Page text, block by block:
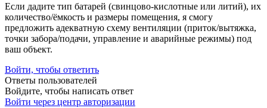
Если дадите тип батарей (свинцово-кислотные или литий), их
количество/ёмкость и размеры помещения, я смогу
предложить адекватную схему вентиляции (приток/вытяжка,
точки забора/подачи, управление и аварийные режимы) под
ваш объект.
Войти, чтобы ответить
Ответы пользователей
Войдите, чтобы написать ответ
Войти через центр авторизации